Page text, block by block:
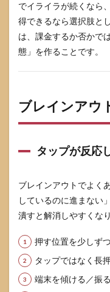
でイライラが続くなら
得できるなら選択肢と
は、課金するか否かで
態」を作ることです。
ブレインアウ
タップが反応
ブレインアウトでよく
しているのに進まない
潰すと解消しやすくなり
押す位置を少しず
タップではなく長
端末を傾ける／振